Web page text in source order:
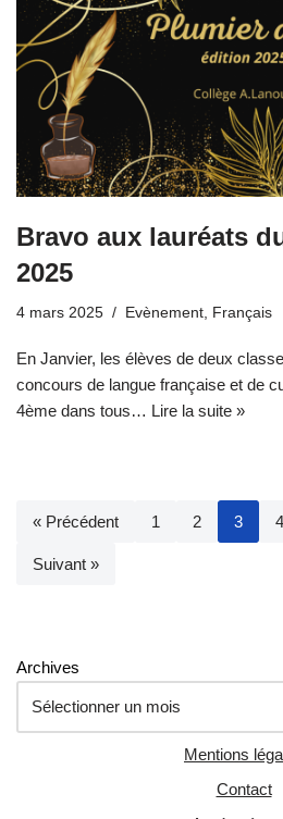
Bravo aux lauréats
2025
4 mars 2025 Evènement Français
En Janvier, les élèves de deux
concours de langue française et de
4ème dans tous… Lire la suite »
« Précédent 1 2 3 4
Suivant »
Archives
Mentions
Contact